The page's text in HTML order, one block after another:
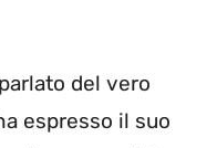
del vero
espresso il suo